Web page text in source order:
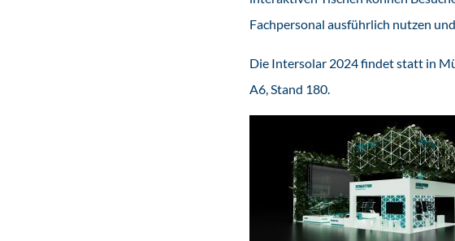
Fachpersonal ausführlich nutzen
Die Intersolar 2024 findet statt in
A6, Stand 180.